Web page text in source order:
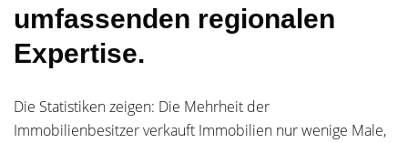
umfassenden regionalen
Expertise.
Die Statistiken zeigen: Die Mehrheit der
Immobilienbesitzer verkauft Immobilien nur wenige Male,